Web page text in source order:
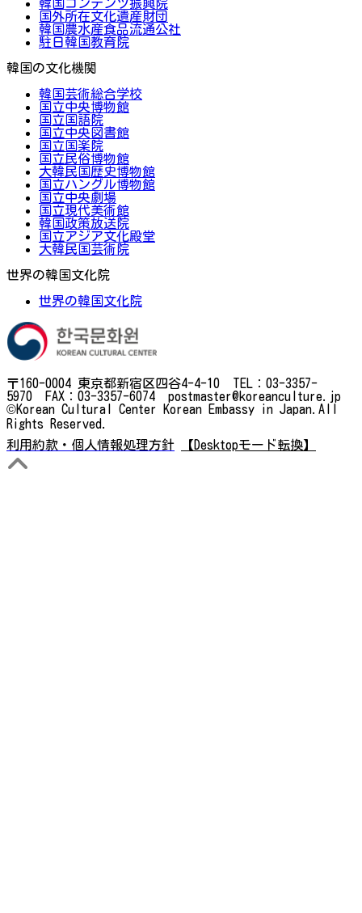
韓国コンテンツ振興院
国外所在文化遺産財団
韓国農水産食品流通公社
駐日韓国教育院
韓国の文化機関
韓国芸術総合学校
国立中央博物館
国立国語院
国立中央図書館
国立国楽院
国立民俗博物館
大韓民国歴史博物館
国立ハングル博物館
国立中央劇場
国立現代美術館
韓国政策放送院
国立アジア文化殿堂
大韓民国芸術院
世界の韓国文化院
世界の韓国文化院
〒160-0004 東京都新宿区四谷4-4-10 TEL：03-3357-
5970 FAX：03-3357-6074 postmaster@koreanculture.jp
©Korean Cultural Center Korean Embassy in Japan.All
Rights Reserved.
利用約款・個人情報処理方針
【Desktopモード転換】